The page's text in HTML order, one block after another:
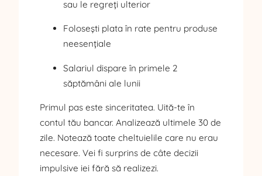
sau le regreți ulterior
Folosești plata în rate pentru produse
neesențiale
Salariul dispare în primele 2
săptămâni ale lunii
Primul pas este sinceritatea. Uită-te în
contul tău bancar. Analizează ultimele 30 de
zile. Notează toate cheltuielile care nu erau
necesare. Vei fi surprins de câte decizii
impulsive iei fără să realizezi.